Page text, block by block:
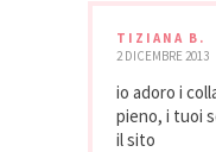
TIZIANA B.
2 DICEMBRE 2013
io adoro i
pieno, i tuoi
il sito